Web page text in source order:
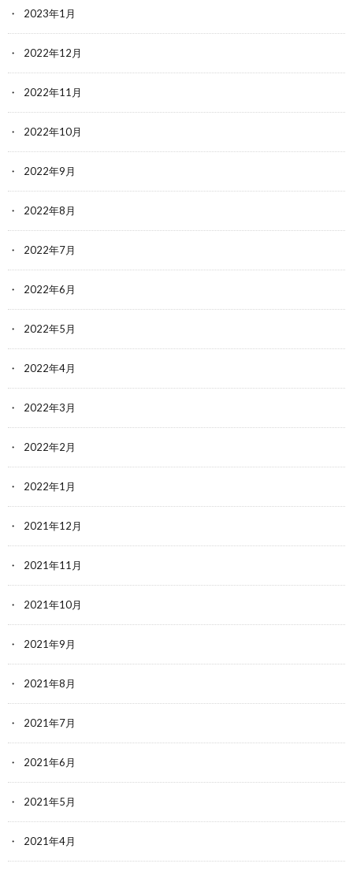
2023年1月
2022年12月
2022年11月
2022年10月
2022年9月
2022年8月
2022年7月
2022年6月
2022年5月
2022年4月
2022年3月
2022年2月
2022年1月
2021年12月
2021年11月
2021年10月
2021年9月
2021年8月
2021年7月
2021年6月
2021年5月
2021年4月